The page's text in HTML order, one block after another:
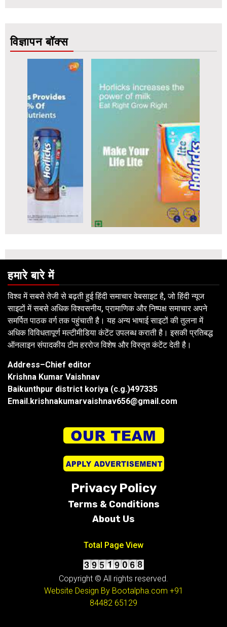
विज्ञापन बॉक्स
हमारे बारे में
विश्व में सबसे तेजी से बढ़ती हुई हिंदी समाचार वेबसाइट है, जो हिंदी न्यूज
साइटों में सबसे अधिक विश्वसनीय, प्रामाणिक और निष्पक्ष समाचार अपने
समर्पित पाठक वर्ग तक पहुंचाती है। यह अन्य भाषाई साइटों की तुलना में
अधिक विविधतापूर्ण मल्टीमीडिया कंटेंट उपलब्ध कराती है। इसकी प्रतिबद्ध
ऑनलाइन संपादकीय टीम हररोज विशेष और विस्तृत कंटेंट देती है।
Address–Chief editor
Krishna Kumar Vaishnav
Baikunthpur district koriya (c.g.)497335
Email.krishnakumarvaishnav656@gmail.com
Privacy Policy
Terms & Conditions
About Us
Total Page View
Copyright © All rights reserved.
Website Design By Bootalpha.com +91
84482 65129